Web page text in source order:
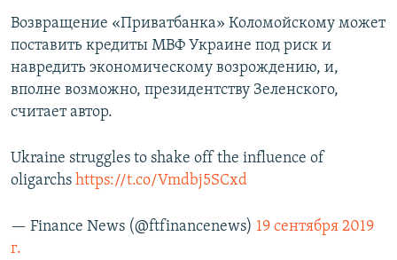
Возвращение «Приватбанка» Коломойскому может
поставить кредиты МВФ Украине под риск и
навредить экономическому возрождению, и,
вполне возможно, президентству Зеленского,
считает автор.
Ukraine struggles to shake off the influence of
oligarchs https://t.co/Vmdbj5SCxd
— Finance News (@ftfinancenews) 19 сентября 2019
г.